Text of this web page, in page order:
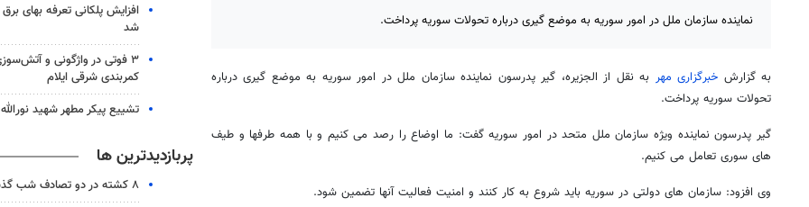
نماینده سازمان ملل در امور سوریه به موضع گیری درباره تحولات سوریه پرداخت.
به گزارش خبرگزاری مهر به نقل از الجزیره، گیر پدرسون نماینده سازمان ملل در امور سوریه به موضع گیری درباره
تحولات سوریه پرداخت.
گیر پدرسون نماینده ویژه سازمان ملل متحد در امور سوریه گفت: ما اوضاع را رصد می کنیم و با همه طرفها و طیف
های سوری تعامل می کنیم.
وی افزود: سازمان های دولتی در سوریه باید شروع به کار کنند و امنیت فعالیت آنها تضمین شود.
افزایش پلکانی تعرفه بهای
شد
کمربندی شرقی ایلام
تشییع پیکر مطهر شهید
پربازدیدترین ها
۸ کشته در دو تصادف شب گذشته